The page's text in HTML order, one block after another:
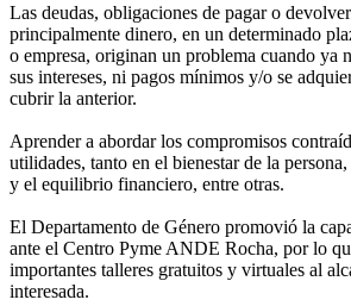
Las deudas, obligaciones de pagar o
principalmente dinero, en un determinado
o empresa, originan un problema cuando ya
sus intereses, ni pagos mínimos y/o se
cubrir la anterior.
Aprender a abordar los compromisos
utilidades, tanto en el bienestar de la
y el equilibrio financiero, entre otras.
El Departamento de Género promovió la
ante el Centro Pyme ANDE Rocha, por lo
importantes talleres gratuitos y virtuales al
interesada.